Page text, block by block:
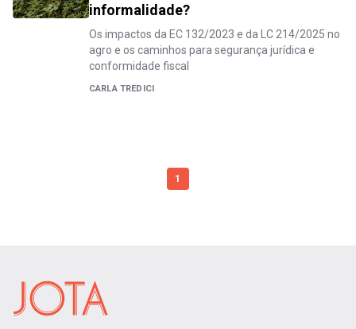
informalidade?
Os impactos da EC 132/2023 e da LC 214/2025 no
agro e os caminhos para segurança jurídica e
conformidade fiscal
CARLA TREDICI
1